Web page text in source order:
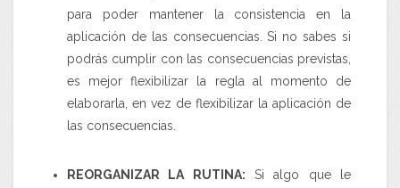
para poder mantener la consistencia en la
aplicación de las consecuencias. Si no sabes si
podrás cumplir con las consecuencias previstas,
es mejor flexibilizar la regla al momento de
elaborarla, en vez de flexibilizar la aplicación de
las consecuencias.
REORGANIZAR LA RUTINA: Si algo que le